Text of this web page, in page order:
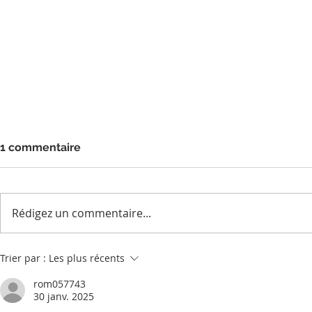
Quand la générosité est au
1 commentaire
Rédigez un commentaire...
Trier par : Les plus récents
rom057743
30 janv. 2025